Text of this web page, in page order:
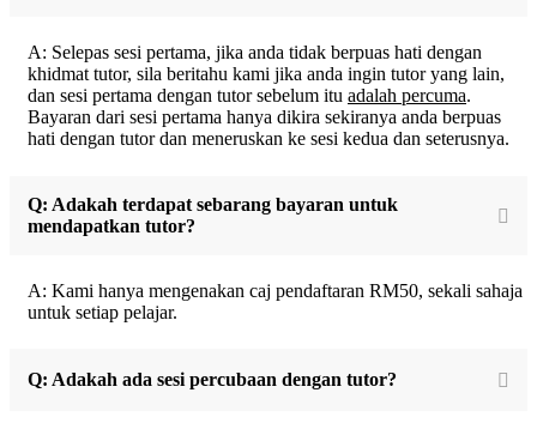
A: Selepas sesi pertama, jika anda tidak berpuas hati dengan
khidmat tutor, sila beritahu kami jika anda ingin tutor yang lain,
dan sesi pertama dengan tutor sebelum itu adalah percuma.
Bayaran dari sesi pertama hanya dikira sekiranya anda berpuas
hati dengan tutor dan meneruskan ke sesi kedua dan seterusnya.
Q: Adakah terdapat sebarang bayaran untuk
mendapatkan tutor?
A: Kami hanya mengenakan caj pendaftaran RM50, sekali sahaja
untuk setiap pelajar.
Q: Adakah ada sesi percubaan dengan tutor?